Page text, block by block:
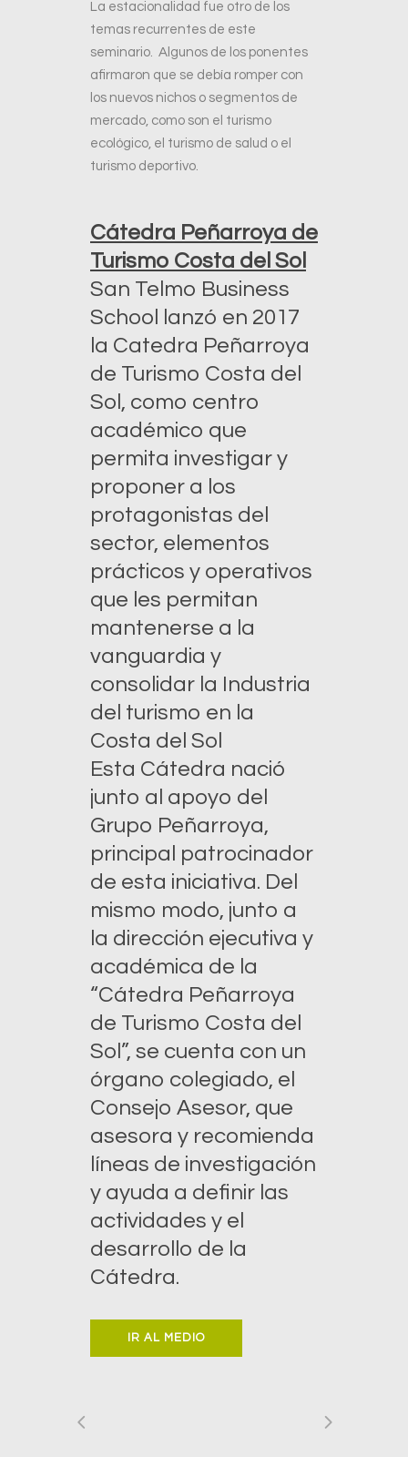
La estacionalidad fue otro de los
temas recurrentes de este
seminario. Algunos de los ponentes
afirmaron que se debía romper con
los nuevos nichos o segmentos de
mercado, como son el turismo
ecológico, el turismo de salud o el
turismo deportivo.
Cátedra Peñarroya de
Turismo Costa del Sol
San Telmo Business
School lanzó en 2017
la Catedra Peñarroya
de Turismo Costa del
Sol, como centro
académico que
permita investigar y
proponer a los
protagonistas del
sector, elementos
prácticos y operativos
que les permitan
mantenerse a la
vanguardia y
consolidar la Industria
del turismo en la
Costa del Sol
Esta Cátedra nació
junto al apoyo del
Grupo Peñarroya,
principal patrocinador
de esta iniciativa. Del
mismo modo, junto a
la dirección ejecutiva y
académica de la
“Cátedra Peñarroya
de Turismo Costa del
Sol”, se cuenta con un
órgano colegiado, el
Consejo Asesor, que
asesora y recomienda
líneas de investigación
y ayuda a definir las
actividades y el
desarrollo de la
Cátedra.
IR AL MEDIO